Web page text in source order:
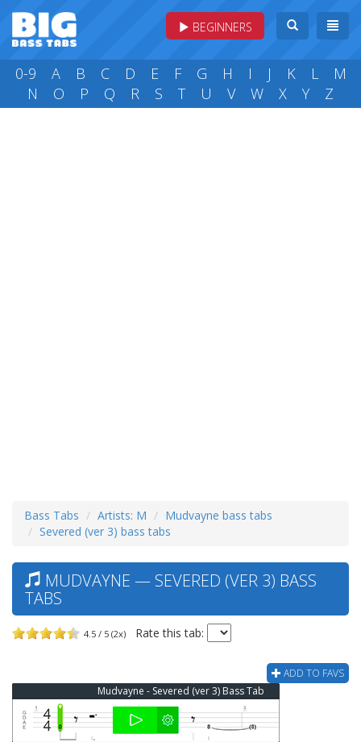
BEGINNERS
0-9 A B C D E F G H I J K L
M
N
O P Q R S T U V W X Y Z
Bass Tabs Artists: M
Mudvayne bass tabs
Severed (ver 3) bass tabs
MUDVAYNE — SEVERED (VER 3) BASS
TABS
4.5 / 5 (2x) Rate this tab:
ADD TO FAVS
Mudvayne - Severed (ver 3) Bass Tab